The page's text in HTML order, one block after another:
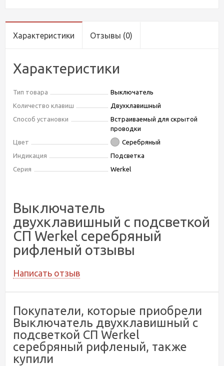
Характеристики Отзывы (0)
Характеристики
Тип товара
Выключатель
Количество клавиш
Двухклавишный
Способ установки
Встраиваемый для скрытой
проводки
Цвет
Серебряный
Индикация
Подсветка
Серия
Werkel
Выключатель
двухклавишный с подсветкой
СП Werkel серебряный
рифленый отзывы
Написать отзыв
Покупатели, которые приобрели
Выключатель двухклавишный с
подсветкой СП Werkel
серебряный рифленый, также
купили